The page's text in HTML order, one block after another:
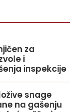
za
i
inspekcije
snage
na gašenju